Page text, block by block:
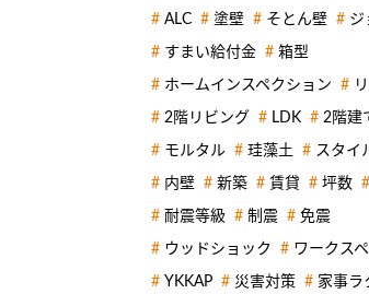
ALC 塗壁 そとん壁 ジ
すまい給付金 箱型
ホームインスペクション
2階リビング LDK 2階建
モルタル 珪藻土 スタイ
内壁 新築 賃貸 坪数
耐震等級 制震 免震
ウッドショック ワークス
YKKAP 災害対策 家事ラ